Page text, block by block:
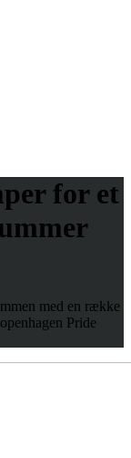
for et
med en række
Pride